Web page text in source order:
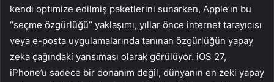
kendi optimize edilmiş paketlerini sunarken, Apple’ın bu
“seçme özgürlüğü” yaklaşımı, yıllar önce internet tarayıcısı
veya e-posta uygulamalarında tanınan özgürlüğün yapay
zeka çağındaki yansıması olarak görülüyor. iOS 27,
iPhone’u sadece bir donanım değil, dünyanın en zeki yapay